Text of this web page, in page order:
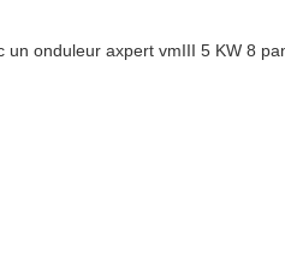
un onduleur axpert vmIII 5 KW 8